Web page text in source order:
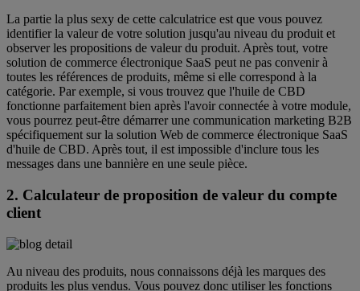
La partie la plus sexy de cette calculatrice est que vous pouvez
identifier la valeur de votre solution jusqu'au niveau du produit et
observer les propositions de valeur du produit. Après tout, votre
solution de commerce électronique SaaS peut ne pas convenir à
toutes les références de produits, même si elle correspond à la
catégorie. Par exemple, si vous trouvez que l'huile de CBD
fonctionne parfaitement bien après l'avoir connectée à votre module,
vous pourrez peut-être démarrer une communication marketing B2B
spécifiquement sur la solution Web de commerce électronique SaaS
d'huile de CBD. Après tout, il est impossible d'inclure tous les
messages dans une bannière en une seule pièce.
2. Calculateur de proposition de valeur du compte
client
Au niveau des produits, nous connaissons déjà les marques des
produits les plus vendus. Vous pouvez donc utiliser les fonctions